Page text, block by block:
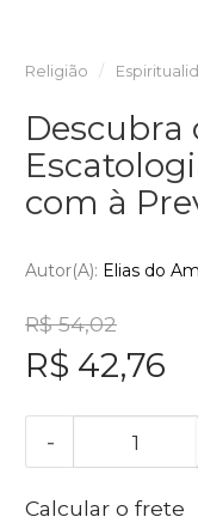
Religião
Descubra
com à
Autor(a): Elias do
R$ 54,02
R$ 42,76
-
Calcular o frete